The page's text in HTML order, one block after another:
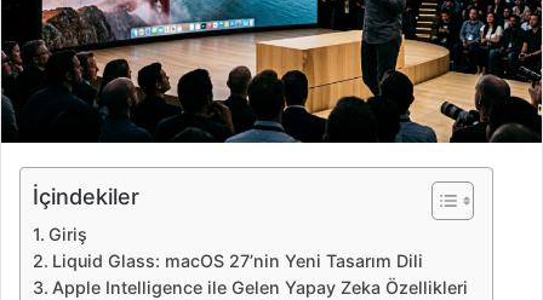
t
a
g
ö
e
İçindekiler
Giriş
Liquid Glass: macOS 27’nin Yeni Tasarım Dili
Apple Intelligence ile Gelen Yapay Zeka Özellikleri